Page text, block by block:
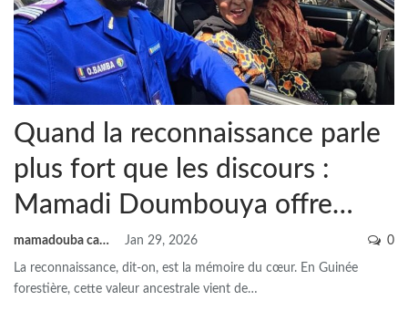
Quand la reconnaissance parle
plus fort que les discours :
Mamadi Doumbouya offre…
mamadouba camara Jan 29, 2026 0
La reconnaissance, dit-on, est la mémoire du cœur. En Guinée
forestière, cette valeur ancestrale vient de…